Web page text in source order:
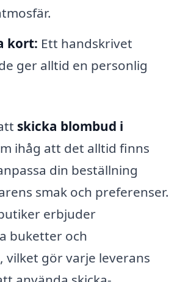
kort: Ett handskrivet
ger alltid en personlig
skicka blombud i
ihåg att det alltid finns
din beställning
smak och preferenser.
erbjuder
buketter och
vilket gör varje leverans